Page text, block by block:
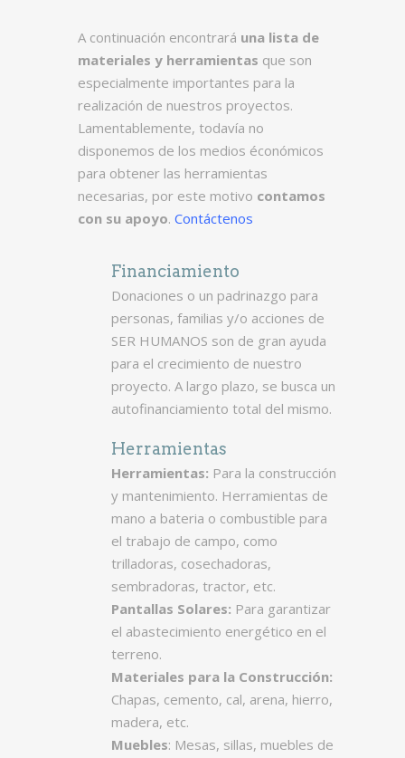
A continuación encontrará una lista de
materiales y herramientas que son
especialmente importantes para la
realización de nuestros proyectos.
Lamentablemente, todavía no
disponemos de los medios éconómicos
para obtener las herramientas
necesarias, por este motivo contamos
con su apoyo. Contáctenos
Financiamiento
Donaciones o un padrinazgo para
personas, familias y/o acciones de
SER HUMANOS son de gran ayuda
para el crecimiento de nuestro
proyecto. A largo plazo, se busca un
autofinanciamiento total del mismo.
Herramientas
Herramientas: Para la construcción
y mantenimiento. Herramientas de
mano a bateria o combustible para
el trabajo de campo, como
trilladoras, cosechadoras,
sembradoras, tractor, etc.
Pantallas Solares: Para garantizar
el abastecimiento energético en el
terreno.
Materiales para la Construcción:
Chapas, cemento, cal, arena, hierro,
madera, etc.
Muebles: Mesas, sillas, muebles de